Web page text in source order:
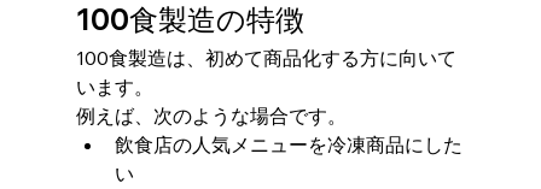
100食製造の特徴
100食製造は、初めて商品化する方に向いて
います。
例えば、次のような場合です。
飲食店の人気メニューを冷凍商品にした
い